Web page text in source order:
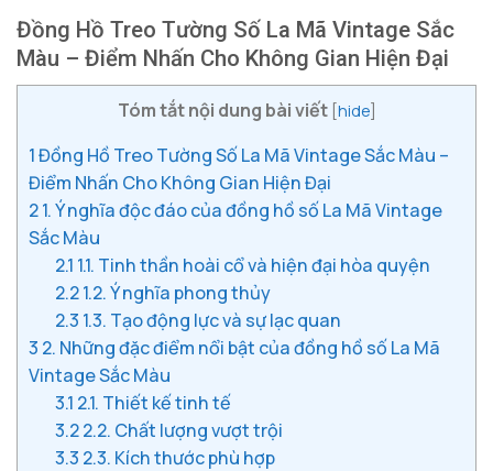
Đồng Hồ Treo Tường Số La Mã Vintage Sắc
Màu – Điểm Nhấn Cho Không Gian Hiện Đại
Tóm tắt nội dung bài viết [hide]
1Đồng Hồ Treo Tường Số La Mã Vintage Sắc Màu –
Điểm Nhấn Cho Không Gian Hiện Đại
21. Ý nghĩa độc đáo của đồng hồ số La Mã Vintage
Sắc Màu
2.1 1.1. Tinh thần hoài cổ và hiện đại hòa quyện
2.21.2. Ý nghĩa phong thủy
2.3 1.3. Tạo động lực và sự lạc quan
3 2. Những đặc điểm nổi bật của đồng hồ số La Mã
Vintage Sắc Màu
3.1 2.1. Thiết kế tinh tế
3.22.2. Chất lượng vượt trội
3.3 2.3. Kích thước phù hợp